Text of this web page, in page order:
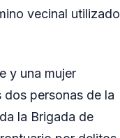
vecinal utilizado
y una mujer
personas de la
la Brigada de